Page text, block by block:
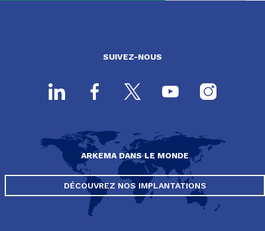
SUIVEZ-NOUS
ARKEMA DANS LE MONDE
DÉCOUVREZ NOS IMPLANTATIONS